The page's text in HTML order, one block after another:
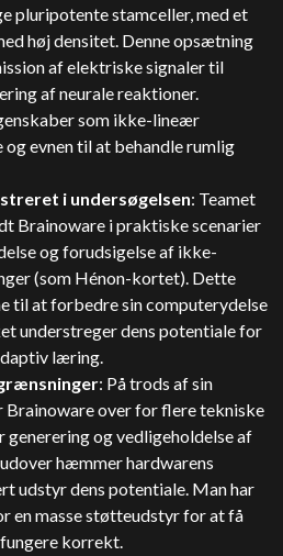
pluripotente stamceller, med et
høj densitet. Denne opsætning
af elektriske signaler til
af neurale reaktioner.
som ikke-lineær
og evnen til at behandle rumlig
i undersøgelsen: Teamet
Brainoware i praktiske scenarier
og forudsigelse af ikke-
(som Hénon-kortet). Dette
til at forbedre sin computerydelse
understreger dens potentiale for
læring.
: På trods af sin
Brainoware over for flere tekniske
generering og vedligeholdelse af
hæmmer hardwarens
udstyr dens potentiale. Man har
en masse støtteudstyr for at få
korrekt.